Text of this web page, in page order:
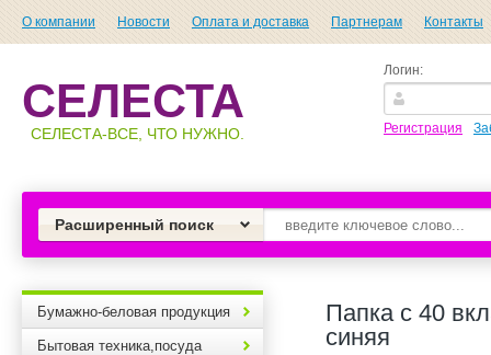
О компании Новости Оплата и доставка Партнерам Контакты
СЕЛЕСТА
СЕЛЕСТА-ВСЕ, ЧТО НУЖНО.
Логин:
Регистрация
Расширенный поиск
Бумажно-беловая продукция
Бытовая техника,посуда
Папка с 40
синяя